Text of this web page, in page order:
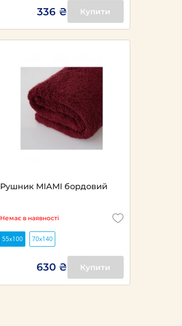
336 ₴ Купити
Рушник MIAMI бордовий
Немає в наявності
55x100 70x140
630 ₴ Купити